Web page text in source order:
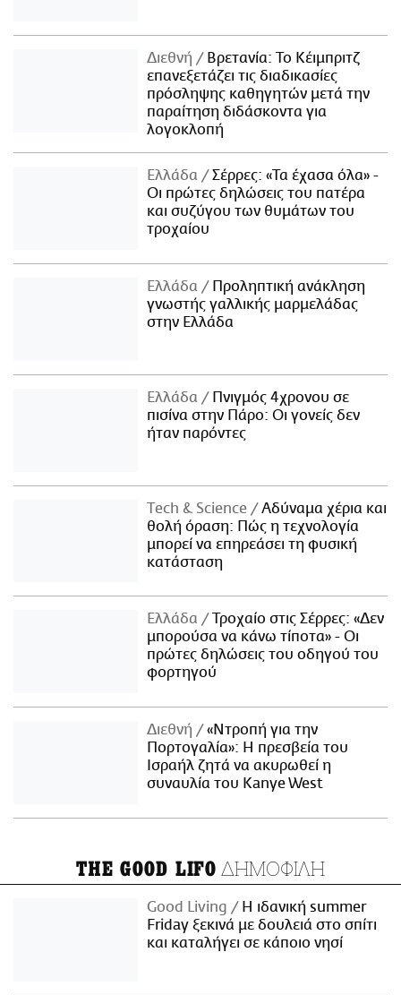
Διεθνή
Βρετανία: Το Κέιμπριτζ
επανεξετάζει τις διαδικασίες
πρόσληψης καθηγητών μετά την
παραίτηση διδάσκοντα για
λογοκλοπή
Ελλάδα
Σέρρες: «Τα έχασα όλα» -
Οι πρώτες δηλώσεις του πατέρα
και συζύγου των θυμάτων του
τροχαίου
Ελλάδα
Προληπτική ανάκληση
γνωστής γαλλικής μαρμελάδας
στην Ελλάδα
Ελλάδα
Πνιγμός 4χρονου σε
πισίνα στην Πάρο: Οι γονείς δεν
ήταν παρόντες
Τech & Science
Αδύναμα χέρια και
θολή όραση: Πώς η τεχνολογία
μπορεί να επηρεάσει τη φυσική
κατάσταση
Ελλάδα
Τροχαίο στις Σέρρες: «Δεν
μπορούσα να κάνω τίποτα» - Οι
πρώτες δηλώσεις του οδηγού του
φορτηγού
Διεθνή
«Ντροπή για την
Πορτογαλία»: Η πρεσβεία του
Ισραήλ ζητά να ακυρωθεί η
συναυλία του Kanye West
THE GOOD LIFO ΔΗΜΟΦΙΛΗ
Good Living
Η ιδανική summer
Friday ξεκινά με δουλειά στο σπίτι
και καταλήγει σε κάποιο νησί